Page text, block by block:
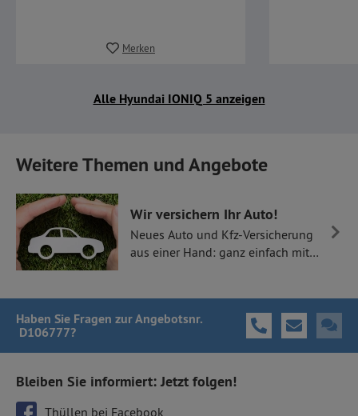
Merken
Alle Hyundai IONIQ 5 anzeigen
Weitere Themen und Angebote
Wir versichern Ihr Auto!
Neues Auto und Kfz-Versicherung
aus einer Hand: ganz einfach mit
Haben Sie Fragen zur Angebotsnr.
D106777?
Bleiben Sie informiert: Jetzt folgen!
Thüllen bei Facebook